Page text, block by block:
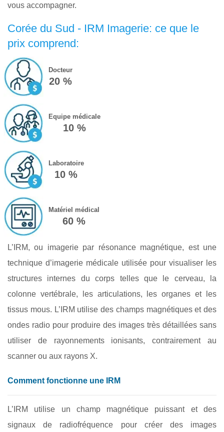
vous accompagner.
Corée du Sud - IRM Imagerie: ce que le
prix comprend:
Docteur
20 %
Equipe médicale
10 %
Laboratoire
10 %
Matériel médical
60 %
L’IRM, ou imagerie par résonance magnétique, est une
technique d’imagerie médicale utilisée pour visualiser les
structures internes du corps telles que le cerveau, la
colonne vertébrale, les articulations, les organes et les
tissus mous. L’IRM utilise des champs magnétiques et des
ondes radio pour produire des images très détaillées sans
utiliser de rayonnements ionisants, contrairement au
scanner ou aux rayons X.
Comment fonctionne une IRM
L’IRM utilise un champ magnétique puissant et des
signaux de radiofréquence pour créer des images